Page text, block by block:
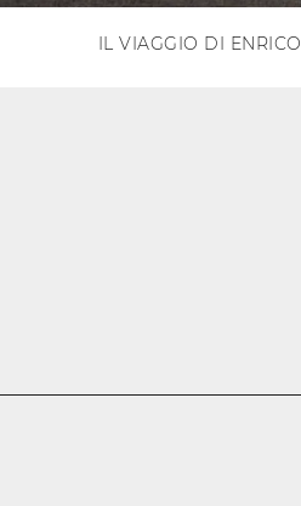
IL VIAGGIO DI ENRICO